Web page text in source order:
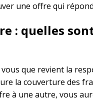
une offre qui
: quelles
que revient la
la couverture des
à une autre, vous